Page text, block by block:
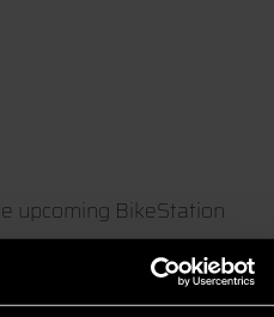
upcoming BikeStation
Building (indoors in the
weather)